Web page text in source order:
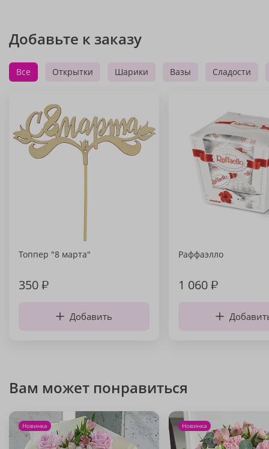
Добавьте к заказу
Все Открытки Шарики Вазы Сладости
Топпер "8 марта"
350₽
Добавить
Раффаэлло
1 060₽
Вам может понравиться
Новинка Новинка